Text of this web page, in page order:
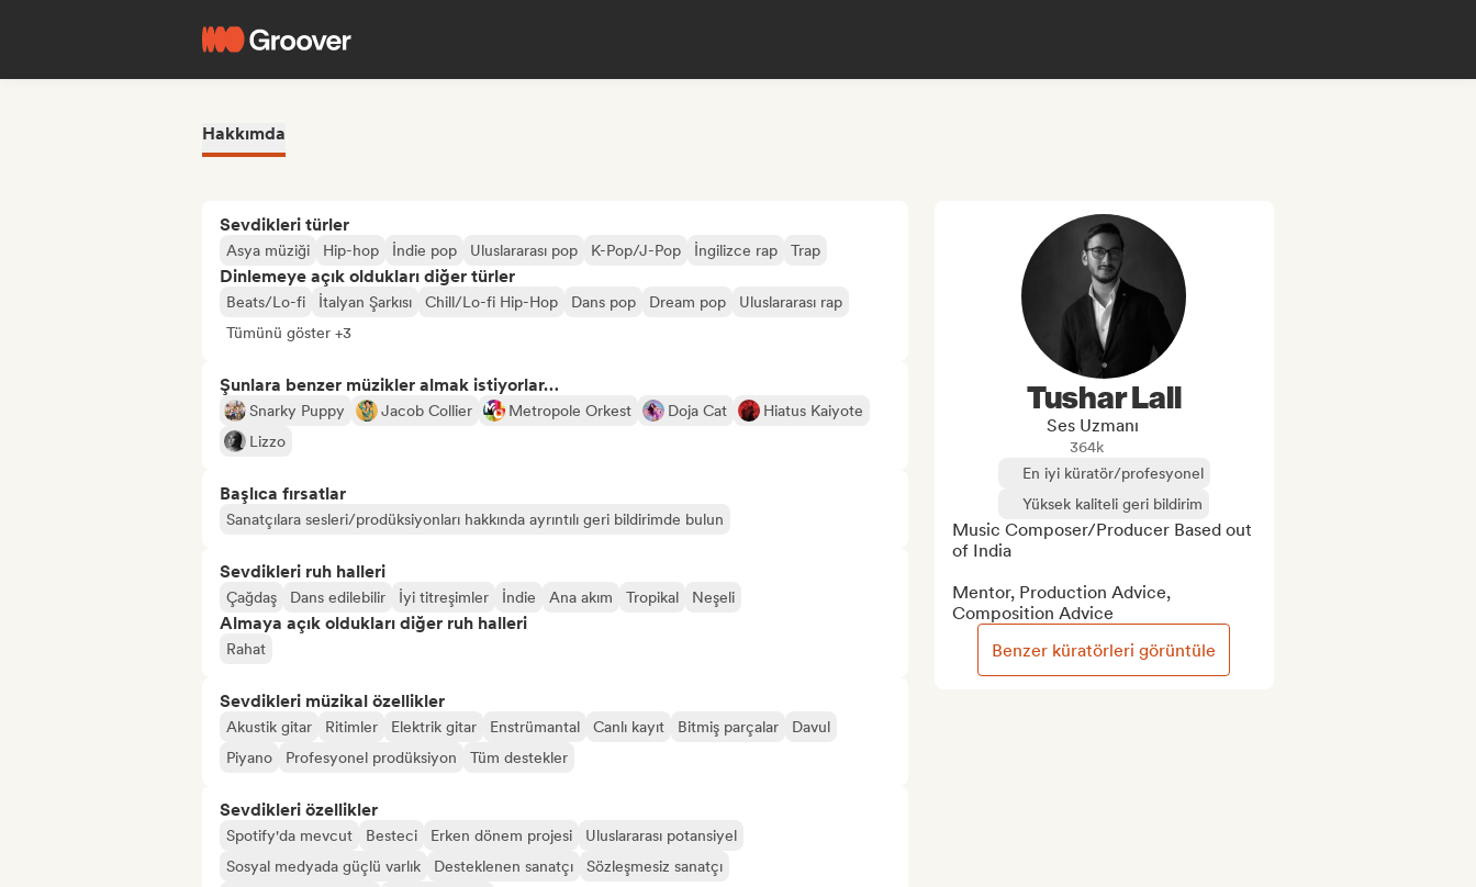
Hakkımda
Sevdikleri türler
Asya müziği Hip-hop İndie pop Uluslararası pop K-Pop/J-Pop İngilizce rap Trap
Dinlemeye açık oldukları diğer türler
Beats/Lo-fi İtalyan Şarkısı Chill/Lo-fi Hip-Hop Dans pop Dream pop
Uluslararası rap
Tümünü göster +3
Şunlara benzer müzikler almak istiyorlar…
Snarky Puppy Jacob Collier Metropole Orkest Doja Cat
Hiatus Kaiyote
Lizzo
Başlıca fırsatlar
Sanatçılara sesleri/prodüksiyonları hakkında ayrıntılı geri bildirimde bulun
Sevdikleri ruh halleri
Çağdaş Dans edilebilir İyi titreşimler İndie Ana akım Tropikal Neşeli
Almaya açık oldukları diğer ruh halleri
Rahat
Sevdikleri müzikal özellikler
Akustik gitar Ritimler Elektrik gitar Enstrümantal Canlı kayıt Bitmiş parçalar
Davul
Piyano
Profesyonel prodüksiyon Tüm destekler
Sevdikleri özellikler
Spotify'da mevcut Besteci Erken dönem projesi
Uluslararası potansiyel
Sosyal medyada güçlü varlık
Desteklenen sanatçı
Sözleşmesiz sanatçı
Tushar Lall
Ses Uzmanı
364k
En iyi küratör/profesyonel
Yüksek kaliteli geri bildirim
Music Composer/Producer Based out
of India
Mentor, Production Advice,
Composition Advice
Benzer küratörleri görüntüle